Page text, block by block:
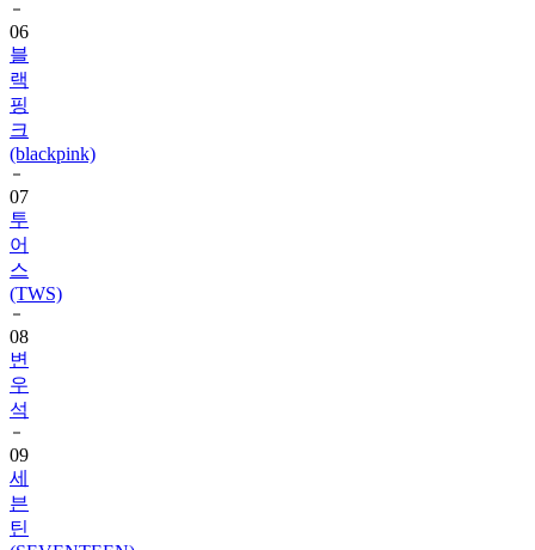
블
랙
핑
크
(blackpink)
07
투
어
스
(TWS)
08
변
우
석
09
세
븐
틴
(SEVENTEEN)